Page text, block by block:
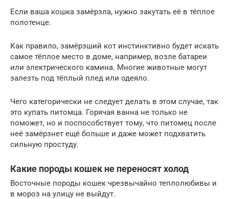
Если ваша кошка замёрзла, нужно закутать её в тёплое
полотенце.
Как правило, замёрзший кот инстинктивно будет искать
самое тёплое место в доме, например, возле батареи
или электрического камина. Многие животные могут
залезть под тёплый плед или одеяло.
Чего категорически не следует делать в этом случае, так
это купать питомца. Горячая ванна не только не
поможет, но и поспособствует тому, что питомец после
неё замёрзнет ещё больше и даже может подхватить
сильную простуду.
Какие породы кошек не переносят холод
Восточные породы кошек чрезвычайно теплолюбивы и
в мороз на улицу не выйдут.